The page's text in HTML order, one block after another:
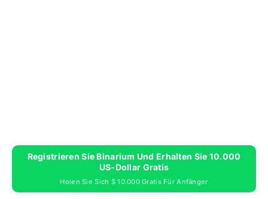
Registrieren Sie Binarium Und Erhalten Sie 10.000
US-Dollar Gratis
Holen Sie Sich $ 10.000 Gratis Für Anfänger